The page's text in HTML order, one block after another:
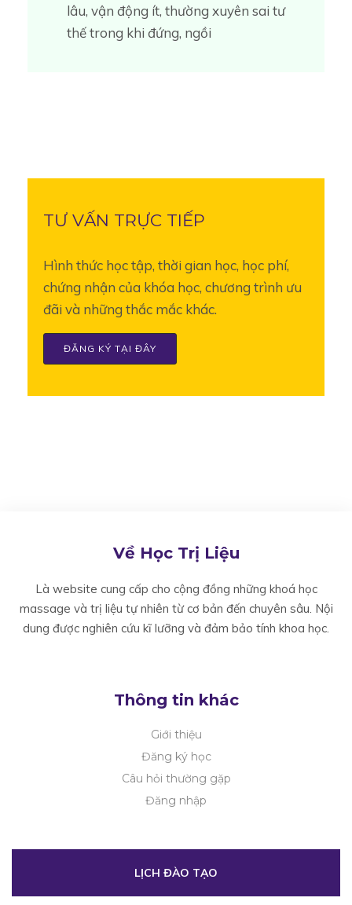
lâu, vận động ít, thường xuyên sai tư
thế trong khi đứng, ngồi
TƯ VẤN TRỰC TIẾP
Hình thức học tập, thời gian học, học phí,
chứng nhận của khóa học, chương trình ưu
đãi và những thắc mắc khác.
ĐĂNG KÝ TẠI ĐÂY
Về Học Trị Liệu
Là website cung cấp cho cộng đồng những khoá học
massage và trị liệu tự nhiên từ cơ bản đến chuyên sâu. Nội
dung được nghiên cứu kĩ lưỡng và đảm bảo tính khoa học.
Thông tin khác
Giới thiệu
Đăng ký học
Câu hỏi thường gặp
Đăng nhập
LỊCH ĐÀO TẠO